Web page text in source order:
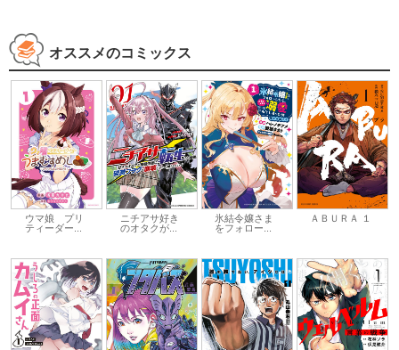
オススメのコミックス
ウマ娘 プリ
ティーダー...
ニチアサ好き
のオタクが...
氷結令嬢さま
をフォロー...
ＡＢＵＲＡ １